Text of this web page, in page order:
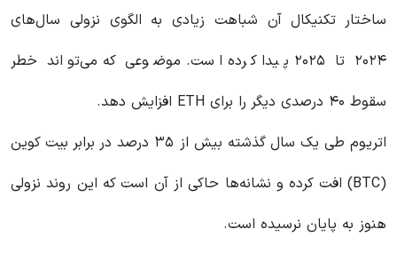
ساختار تکنیکال آن شباهت زیادی به الگوی نزولی سال‌های
۲۰۲۴ تا ۲۰۲۵ پیدا کرده است. موضوعی که می‌تواند خطر
سقوط ۴۰ درصدی دیگر را برای ETH افزایش دهد.
اتریوم طی یک سال گذشته بیش از ۳۵ درصد در برابر بیت کوین
(BTC) افت کرده و نشانه‌ها حاکی از آن است که این روند نزولی
هنوز به پایان نرسیده است.